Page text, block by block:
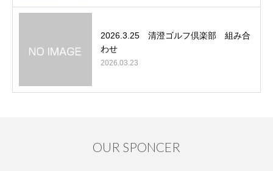
2026.3.25 清澄ゴルフ倶楽部 組み合
わせ
2026.03.23
OUR SPONCER